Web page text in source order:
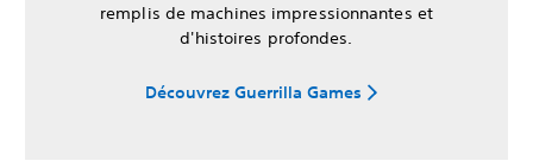
remplis de machines impressionnantes et
d'histoires profondes.
Découvrez Guerrilla Games